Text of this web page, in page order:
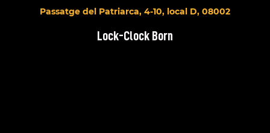
Passatge del Patriarca, 4-10, local D, 08002
Lock-Clock Born